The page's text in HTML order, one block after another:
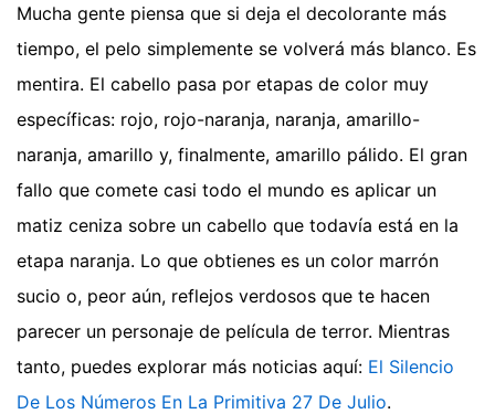
Mucha gente piensa que si deja el decolorante más
tiempo, el pelo simplemente se volverá más blanco. Es
mentira. El cabello pasa por etapas de color muy
específicas: rojo, rojo-naranja, naranja, amarillo-
naranja, amarillo y, finalmente, amarillo pálido. El gran
fallo que comete casi todo el mundo es aplicar un
matiz ceniza sobre un cabello que todavía está en la
etapa naranja. Lo que obtienes es un color marrón
sucio o, peor aún, reflejos verdosos que te hacen
parecer un personaje de película de terror. Mientras
tanto, puedes explorar más noticias aquí: El Silencio
De Los Números En La Primitiva 27 De Julio.